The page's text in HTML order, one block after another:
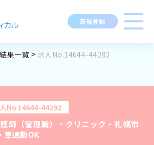
新規登録
検索条件
指定なし
果一覧 求人No.14644-44292
No 14644-44292
師（管理職）・クリニック・札幌市
車通勤OK